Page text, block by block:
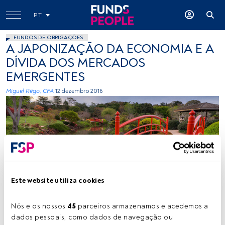
Este website utiliza cookies
Nós e os nossos 45 parceiros armazenamos e acedemos a
dados pessoais, como dados de navegação ou
PT
FUNDOS DE OBRIGAÇÕES
A JAPONIZAÇÃO DA ECONOMIA E A
DÍVIDA DOS MERCADOS
EMERGENTES
Miguel Rêgo, CFA 12 dezembro 2016
s13_eisbaer, Flickr, Creative Commons
Tempo de leitura:3 min.